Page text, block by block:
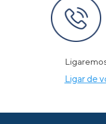
Ligar de